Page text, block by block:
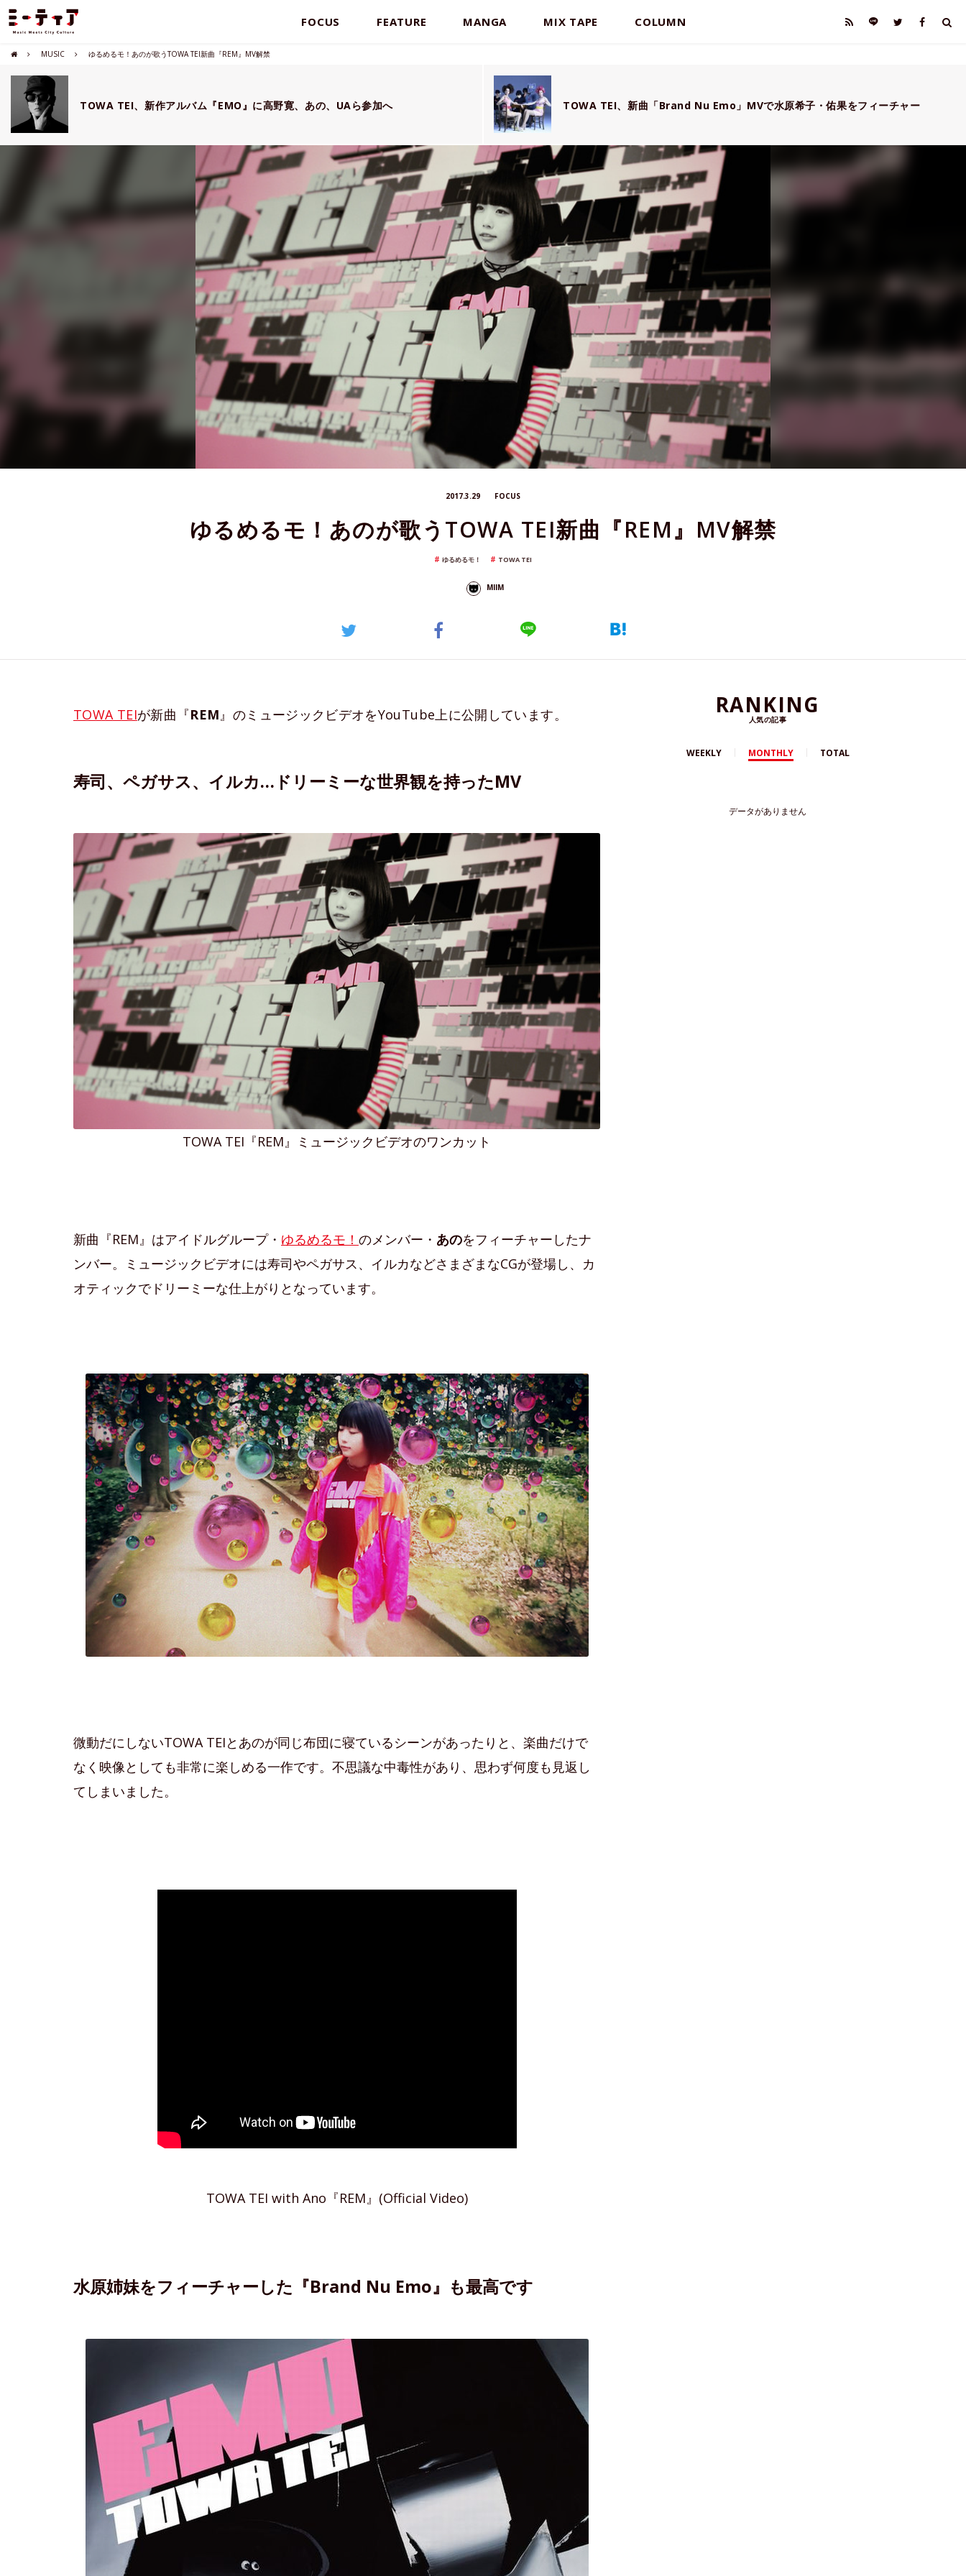
FOCUS FEATURE MANGA MIX TAPE COLUMN
MUSIC ゆるめるモ！あのが歌うTOWA TEI新曲『REM』MV解禁
TOWA TEI、新作アルバム『EMO』に高野寛、あの、UAら参加へ TOWA TEI、新曲「Brand Nu Emo」MVで水原希子・佑果をフィーチャー
2017.3.29 FOCUS
ゆるめるモ！あのが歌うTOWA TEI新曲『REM』MV解禁
ゆるめるモ！ TOWA TEI
MIIM
TOWA TEIが新曲『REM』のミュージックビデオをYouTube上に公開しています。
寿司、ペガサス、イルカ…ドリーミーな世界観を持ったMV
TOWA TEI『REM』ミュージックビデオのワンカット
新曲『REM』はアイドルグループ・ ゆるめるモ！ のメンバー・ あのをフィーチャーしたナ
ンバー。ミュージックビデオには寿司やペガサス、イルカなどさまざまなCGが登場し、カ
オティックでドリーミーな仕上がりとなっています。
微動だにしないTOWA TEIとあのが同じ布団に寝ているシーンがあったりと、楽曲だけで
なく映像としても非常に楽しめる一作です。不思議な中毒性があり、思わず何度も見返し
てしまいました。
TOWA TEI with Ano『REM』(Official Video)
水原姉妹をフィーチャーした『Brand Nu Emo』も最高です
RANKING
人気の記事
WEEKLY MONTHLY TOTAL
データがありません